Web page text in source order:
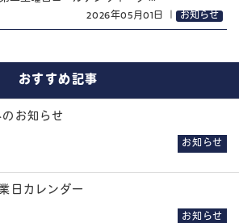
2026年05月01日 お知らせ
おすすめ記事
お知らせ
お知らせ
日カレンダー
お知らせ